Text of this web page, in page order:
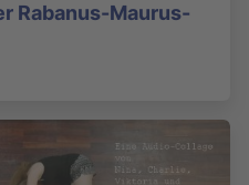
Rabanus-Maurus-